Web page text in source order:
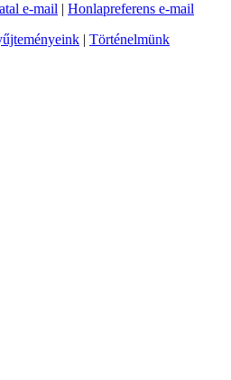
e-mail | Honlapreferens e-mail
| Történelmünk